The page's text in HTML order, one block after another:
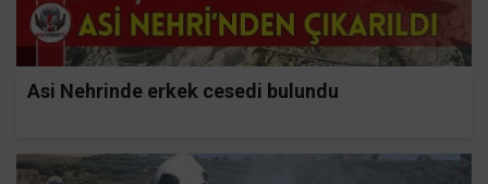
Asi Nehrinde erkek cesedi bulundu